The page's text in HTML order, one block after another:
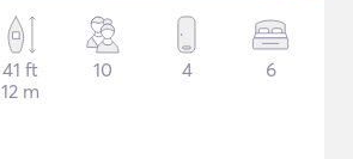
41 ft
12 m
10 4 6